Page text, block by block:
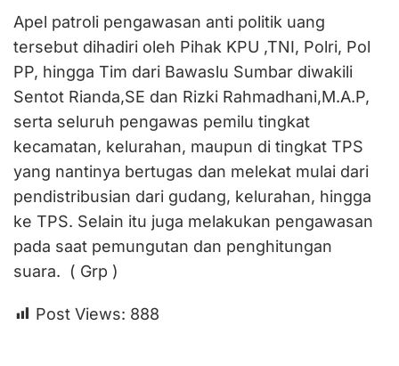
Apel patroli pengawasan anti politik uang
tersebut dihadiri oleh Pihak KPU ,TNI, Polri, Pol
PP, hingga Tim dari Bawaslu Sumbar diwakili
Sentot Rianda,SE dan Rizki Rahmadhani,M.A.P,
serta seluruh pengawas pemilu tingkat
kecamatan, kelurahan, maupun di tingkat TPS
yang nantinya bertugas dan melekat mulai dari
pendistribusian dari gudang, kelurahan, hingga
ke TPS. Selain itu juga melakukan pengawasan
pada saat pemungutan dan penghitungan
suara. ( Grp )
Post Views: 888